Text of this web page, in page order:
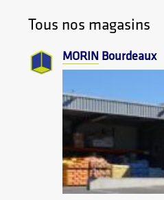
Tous nos magasins
MORIN Bourdeaux